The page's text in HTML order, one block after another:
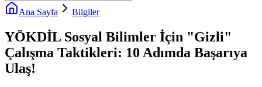
Ana Sayfa Bilgiler
YÖKDİL Sosyal Bilimler İçin "Gizli"
Çalışma Taktikleri: 10 Adımda Başarıya
Ulaş!